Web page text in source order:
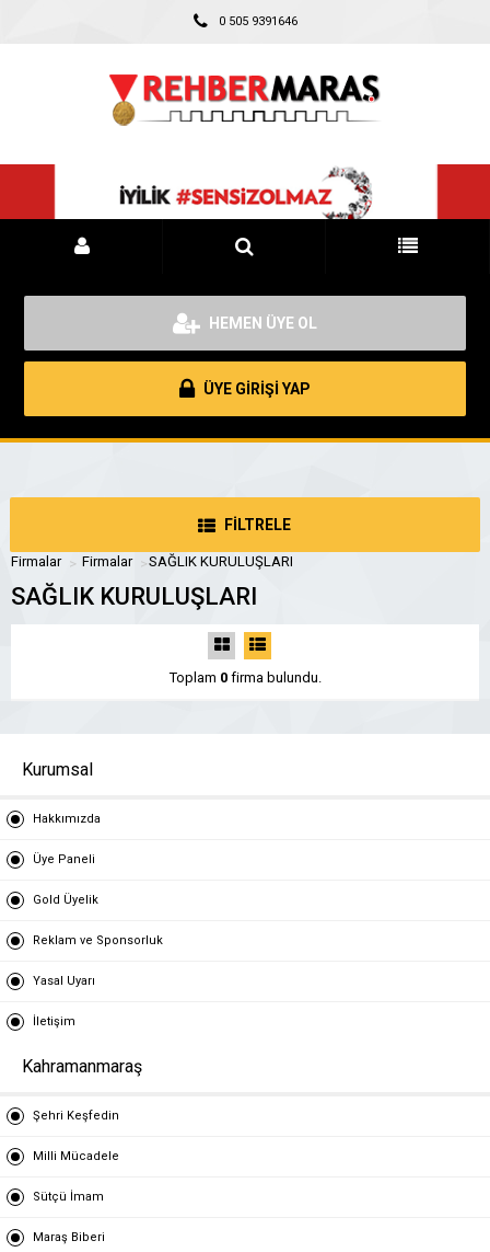
0 505 9391646
HEMEN ÜYE OL
ÜYE GİRİŞİ YAP
FİLTRELE
Firmalar Firmalar SAĞLIK KURULUŞLARI
SAĞLIK KURULUŞLARI
Toplam 0firma bulundu.
Kurumsal
Hakkımızda
Üye Paneli
Gold Üyelik
Reklam ve Sponsorluk
Yasal Uyarı
İletişim
Kahramanmaraş
Şehri Keşfedin
Milli Mücadele
Sütçü İmam
Maraş Biberi